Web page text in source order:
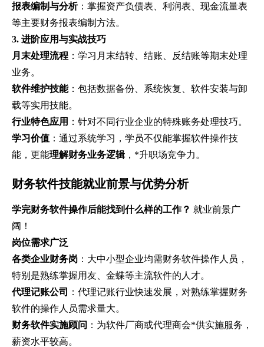
报表编制与分析：掌握资产负债表、利润表、现金流量表
等主要财务报表编制方法。
3. 进阶应用与实战技巧
月末处理流程 ：学习月末结转、结账、反结账等期末处理
业务。
软件维护技能：包括数据备份、系统恢复、软件安装与卸
载等实用技能。
行业特色应用 ：针对不同行业企业的特殊账务处理技巧。
学习价值 ：通过系统学习，学员不仅能掌握软件操作技
能，更能理解财务业务逻辑，*升职场竞争力。
财务软件技能就业前景与优势分析
学完财务软件操作后能找到什么样的工作？ 就业前景广
阔！
岗位需求广泛
各类企业财务岗 ：大中小型企业均需财务软件操作人员，
特别是熟练掌握用友、金蝶等主流软件的人才。
代理记账公司
：代理记账行业快速发展，对熟练掌握财务
软件的操作人员需求量大。
财务软件实施顾问 ：为软件厂商或代理商会*供实施服务，
薪资水平较高。